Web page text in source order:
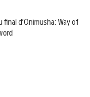
final d’Onimusha: Way of